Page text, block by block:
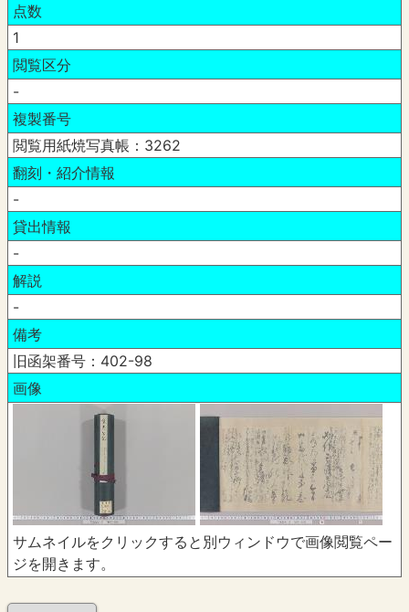
点数
1
閲覧区分
-
複製番号
閲覧用紙焼写真帳：3262
翻刻・紹介情報
-
貸出情報
-
解説
-
備考
旧函架番号：402-98
画像
サムネイルをクリックすると別ウィンドウで画像閲覧ペー
ジを開きます。